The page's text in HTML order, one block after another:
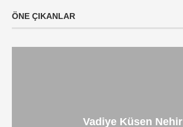
ÖNE ÇIKANLAR
Vadiye Küsen Nehir